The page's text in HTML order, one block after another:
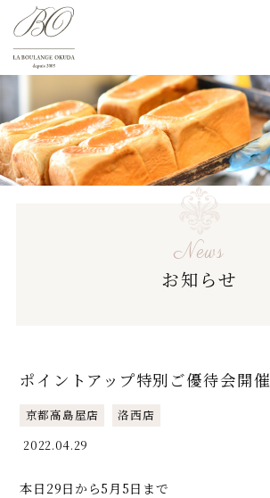
News
お知らせ
ポイントアップ特別ご優待会開催
京都高島屋店
洛西店
2022.04.29
本日29日から5月5日まで